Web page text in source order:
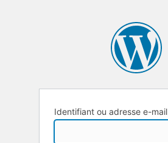
Identifiant ou adresse e-mail